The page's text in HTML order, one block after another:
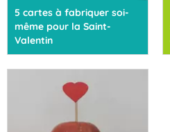
5 cartes à fabriquer soi-
même pour la Saint-
Valentin